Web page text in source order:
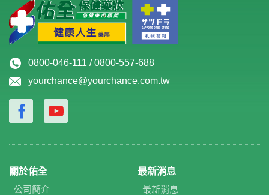
0800-046-111 / 0800-557-688
yourchance@yourchance.com.tw
關於佑全
公司簡介
最新消息
最新消息